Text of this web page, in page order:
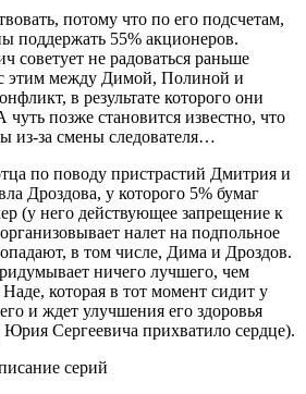
потому что по его подсчетам,
поддержать 55% акционеров.
советует не радоваться раньше
этим между Димой, Полиной и
в результате которого они
позже становится известно, что
из-за смены следователя…
по поводу пристрастий Дмитрия и
Дроздова, у которого 5% бумаг
(у него действующее запрещение к
налет на подпольное
в том числе, Дима и Дроздов.
ничего лучшего, чем
которая в тот момент сидит у
и ждет улучшения его здоровья
Юрия Сергеевича прихватило сердце).